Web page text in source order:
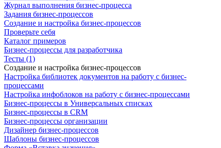
Журнал выполнения бизнес-процесса
Задания бизнес-процессов
Создание и настройка бизнес-процессов
Проверьте себя
Каталог примеров
Бизнес-процессы для разработчика
Тесты (1)
Создание и настройка бизнес-процессов
Настройка библиотек документов на работу с бизнес-
процессами
Настройка инфоблоков на работу с бизнес-процессами
Бизнес-процессы в Универсальных списках
Бизнес-процессы в CRM
Бизнес-процессы организации
Дизайнер бизнес-процессов
Шаблоны бизнес-процессов